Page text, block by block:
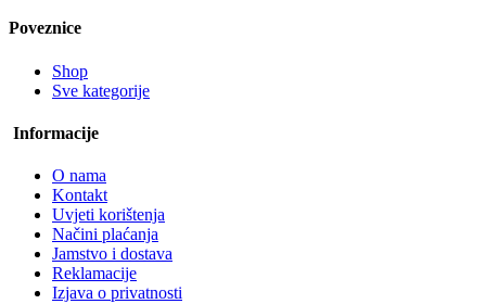
Poveznice
Shop
Sve kategorije
Informacije
O nama
Kontakt
Uvjeti korištenja
Načini plaćanja
Jamstvo i dostava
Reklamacije
Izjava o privatnosti